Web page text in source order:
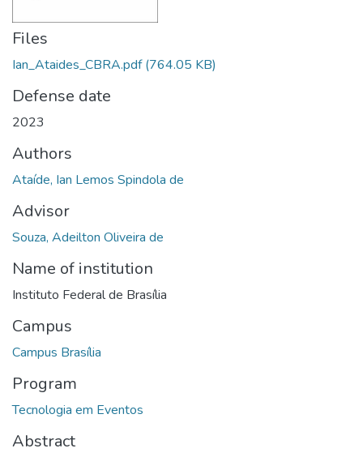
Files
Ian_Ataides_CBRA.pdf(764.05 KB)
Defense date
2023
Authors
Ataíde, Ian Lemos Spindola de
Advisor
Souza, Adeilton Oliveira de
Name of institution
Instituto Federal de Brasília
Campus
Campus Brasília
Program
Tecnologia em Eventos
Abstract